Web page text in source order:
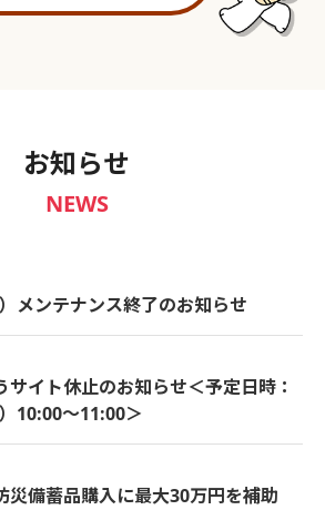
お知らせ
NEWS
メンテナンス終了のお知らせ
サイト休止のお知らせ＜予定日時：
10:00～11:00＞
災備蓄品購入に最大30万円を補助